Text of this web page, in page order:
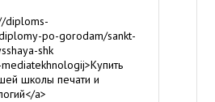
diploms-
po-gorodam/sankt-
shk
школы печати и
a>